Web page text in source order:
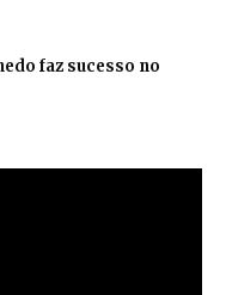
faz sucesso no